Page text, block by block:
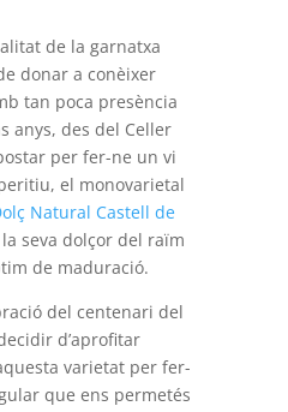
de la garnatxa
donar a conèixer
tan poca presència
anys, des del Celler
per fer-ne un vi
el monovarietal
Natural Castell de
seva dolçor del raïm
de maduració.
del centenari del
d’aprofitar
varietat per fer-
que ens permetés